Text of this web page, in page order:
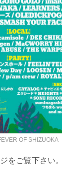
OF SHIZUOKA
をご覧下さい。